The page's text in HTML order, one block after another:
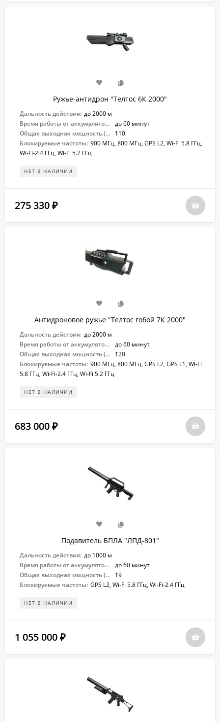
Ружье-антидрон "Телтос 6К 2000"
Дальность действия: до 2000 м
Время работы от аккумулятора:
до 60 минут
Общая выходная мощность (Вт):
110
Блокируемые частоты: 900 МГц, 800 МГц, GPS L2, Wi-Fi 5.8 ГГц,
Wi-Fi-2.4 ГГц, Wi-Fi 5.2 ГГц
НЕТ В НАЛИЧИИ
275 330 ₽
Антидроновое ружье "Телтос гобой 7К 2000"
Дальность действия: до 2000 м
Время работы от аккумулятора:
до 60 минут
Общая выходная мощность (Вт):
120
Блокируемые частоты: 900 МГц, 800 МГц, GPS L2, GPS L1, Wi-Fi
5.8 ГГц, Wi-Fi-2.4 ГГц, Wi-Fi 5.2 ГГц
НЕТ В НАЛИЧИИ
683 000 ₽
Подавитель БПЛА "ЛПД-801"
Дальность действия: до 1000 м
Время работы от аккумулятора:
до 60 минут
Общая выходная мощность (Вт):
19
Блокируемые частоты: GPS L2, Wi-Fi 5.8 ГГц, Wi-Fi-2.4 ГГц
НЕТ В НАЛИЧИИ
1 055 000 ₽